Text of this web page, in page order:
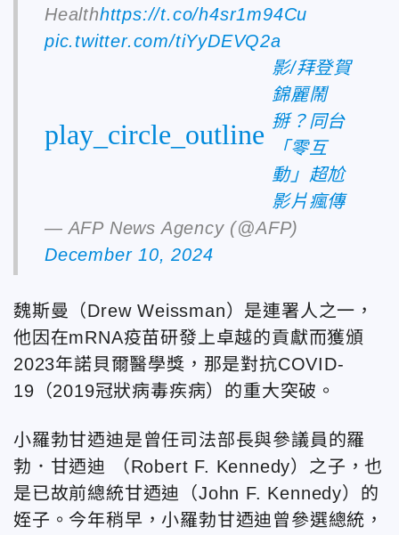
Healthhttps://t.co/h4sr1m94Cu
pic.twitter.com/tiYyDEVQ2a
play_circle_outline
影/拜登賀
錦麗鬧
掰？同台
「零互
動」超尬
影片瘋傳
— AFP News Agency (@AFP)
December 10, 2024
魏斯曼（Drew Weissman）是連署人之一，
他因在mRNA疫苗研發上卓越的貢獻而獲頒
2023年諾貝爾醫學獎，那是對抗COVID-
19（2019冠狀病毒疾病）的重大突破。
小羅勃甘迺迪是曾任司法部長與參議員的羅
勃．甘迺迪 （Robert F. Kennedy）之子，也
是已故前總統甘迺迪（John F. Kennedy）的
姪子。今年稍早，小羅勃甘迺迪曾參選總統，